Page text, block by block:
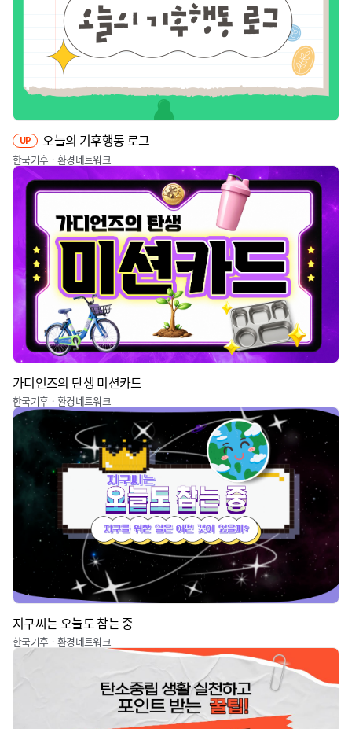
기타
UP 오늘의 기후행동 로그
한국기후ㆍ환경네트워크
가디언즈의 탄생 미션카드
한국기후ㆍ환경네트워크
지구씨는 오늘도 참는 중
한국기후ㆍ환경네트워크